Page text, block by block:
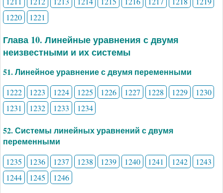
1220
1221
Глава 10. Линейные уравнения с двумя
неизвестными и их системы
51. Линейное уравнение с двумя переменными
1222 1223 1224 1225 1226 1227 1228 1229
1230
1231
1232 1233 1234
52. Системы линейных уравнений с двумя
переменными
1235 1236 1237 1238 1239 1240 1241 1242
1243
1244
1245 1246